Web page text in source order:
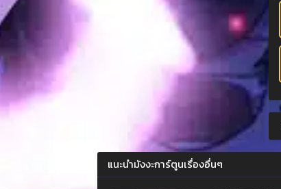
แนะนำมังงะการ์ตูนเรื่องอื่นๆ